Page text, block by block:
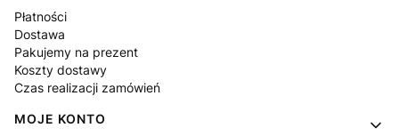
Płatności
Dostawa
Pakujemy na prezent
Koszty dostawy
Czas realizacji zamówień
MOJE KONTO